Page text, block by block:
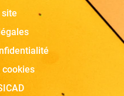
site
cookies